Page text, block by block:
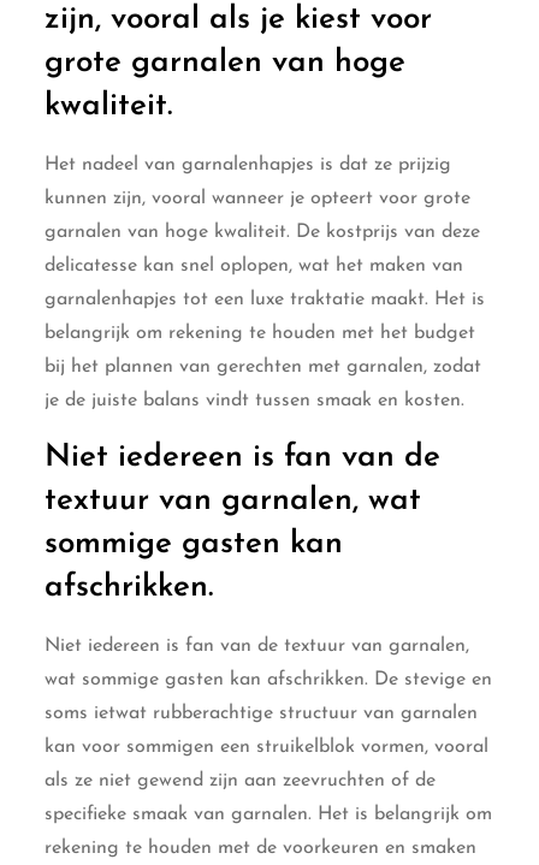
zijn, vooral als je kiest voor
grote garnalen van hoge
kwaliteit.
Het nadeel van garnalenhapjes is dat ze prijzig
kunnen zijn, vooral wanneer je opteert voor grote
garnalen van hoge kwaliteit. De kostprijs van deze
delicatesse kan snel oplopen, wat het maken van
garnalenhapjes tot een luxe traktatie maakt. Het is
belangrijk om rekening te houden met het budget
bij het plannen van gerechten met garnalen, zodat
je de juiste balans vindt tussen smaak en kosten.
Niet iedereen is fan van de
textuur van garnalen, wat
sommige gasten kan
afschrikken.
Niet iedereen is fan van de textuur van garnalen,
wat sommige gasten kan afschrikken. De stevige en
soms ietwat rubberachtige structuur van garnalen
kan voor sommigen een struikelblok vormen, vooral
als ze niet gewend zijn aan zeevruchten of de
specifieke smaak van garnalen. Het is belangrijk om
rekening te houden met de voorkeuren en smaken